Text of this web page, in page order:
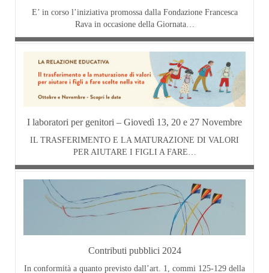
E’ in corso l’iniziativa promossa dalla Fondazione Francesca
Rava in occasione della Giornata…
I laboratori per genitori – Giovedì 13, 20 e 27 Novembre
IL TRASFERIMENTO E LA MATURAZIONE DI VALORI
PER AIUTARE I FIGLI A FARE…
Contributi pubblici 2024
In conformità a quanto previsto dall’art. 1, commi 125-129 della